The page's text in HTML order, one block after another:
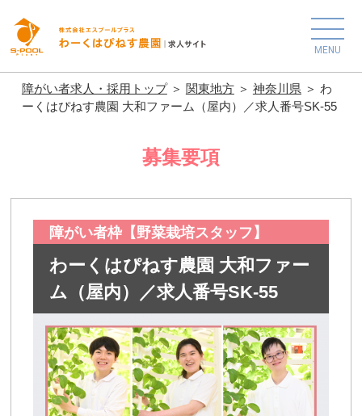
MENU
障がい者求人・採用トップ＞ 関東地方＞ 神奈川県 ＞ わ
ーくはぴねす農園 大和ファーム（屋内）／求人番号SK-55
募集要項
障がい者枠【野菜栽培スタッフ】
わーくはぴねす農園 大和ファー
ム（屋内）／求人番号SK-55